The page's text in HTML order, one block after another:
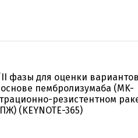
фазы для оценки вариантов
пембролизумаба (MK-
резистентном
(KEYNOTE-365)